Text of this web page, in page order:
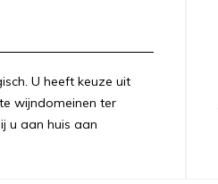
U heeft keuze uit
wijndomeinen ter
u aan huis aan